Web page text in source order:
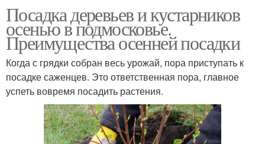
Посадка деревьев и кустарников
осенью в подмосковье.
Преимущества осенней посадки
Когда с грядки собран весь урожай, пора приступать к
посадке саженцев. Это ответственная пора, главное
успеть вовремя посадить растения.